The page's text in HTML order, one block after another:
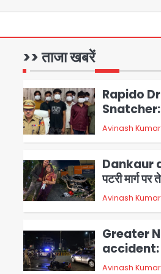
>> ताजा खबरें
1
Minor
case in
पिता को मां
2
Rapido
Snatcher:
निकला
मास्टरमाइंड,
98 मोबाइल
Avinash Kumar
3
Dankaur
पटरी मार्ग
पति-पत्नी की
Avinash Kumar
4
Greater
accident:
टक्कर से बाइक
Avinash Kumar